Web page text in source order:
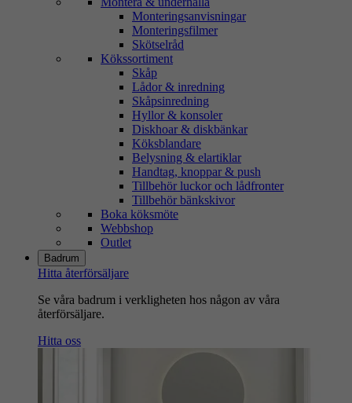
Monteringsanvisningar
Monteringsfilmer
Skötselråd
Kökssortiment
Skåp
Lådor & inredning
Skåpsinredning
Hyllor & konsoler
Diskhoar & diskbänkar
Köksblandare
Belysning & elartiklar
Handtag, knoppar & push
Tillbehör luckor och lådfronter
Tillbehör bänkskivor
Boka köksmöte
Webbshop
Outlet
Badrum
Hitta återförsäljare
Se våra badrum i verkligheten hos någon av våra
återförsäljare.
Hitta oss